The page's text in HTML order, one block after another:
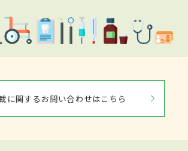
に関するお問い合わせはこちら